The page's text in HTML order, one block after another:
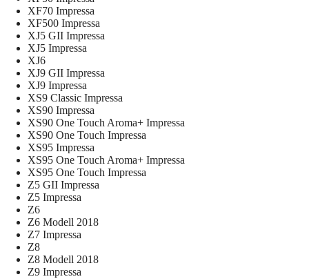
XF70 Impressa
XF500 Impressa
XJ5 GII Impressa
XJ5 Impressa
XJ6
XJ9 GII Impressa
XJ9 Impressa
XS9 Classic Impressa
XS90 Impressa
XS90 One Touch Aroma+ Impressa
XS90 One Touch Impressa
XS95 Impressa
XS95 One Touch Aroma+ Impressa
XS95 One Touch Impressa
Z5 GII Impressa
Z5 Impressa
Z6
Z6 Modell 2018
Z7 Impressa
Z8
Z8 Modell 2018
Z9 Impressa